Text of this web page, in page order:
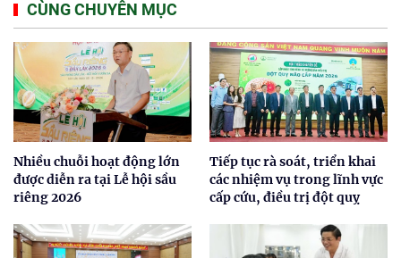
CÙNG CHUYÊN MỤC
Nhiều chuỗi hoạt động lớn
được diễn ra tại Lễ hội sầu
riêng 2026
Tiếp tục rà soát, triển khai
các nhiệm vụ trong lĩnh vực
cấp cứu, điều trị đột quỵ